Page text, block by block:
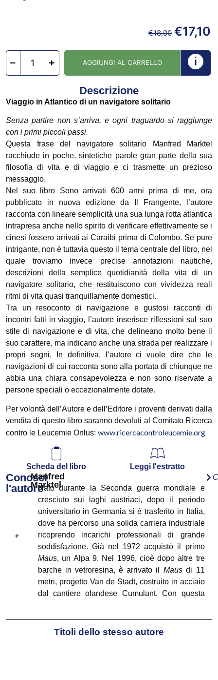
€18,00 €17,10
AGGIUNGI AL CARRELLO
Descrizione
Viaggio in Atlantico di un navigatore solitario
Senza partire non s’arriva, e ogni traguardo si raggiunge
con i primi piccoli passi.
Questa frase del navigatore solitario Manfred Marktel
racchiude in poche, sintetiche parole gran parte della sua
filosofia di vita e di viaggio e ci trasmette un prezioso
messaggio.
Nel suo libro Sono arrivati 600 anni prima di me, ora
pubblicato in nuova edizione da Il Frangente, l’autore
racconta con lineare semplicità una sua lunga rotta atlantica
intrapresa anche nello spirito di verificare effettivamente se i
cinesi fossero arrivati ai Caraibi prima di Colombo. Se pure
intrigante, non è tuttavia questo il tema centrale del libro, nel
quale troviamo invece precise annotazioni nautiche,
descrizioni della semplice quotidianità della vita di un
navigatore solitario, che restituiscono con vividezza reali
ritmi di vita quasi tranquillamente domestici.
Tra un resoconto di navigazione e gustosi racconti di
incontri fatti in viaggio, l’autore inserisce riflessioni sul suo
stile di navigazione e di vita, che delineano molto bene il
suo carattere, ma indicano anche una strada per realizzare i
propri sogni. In definitiva, l’autore ci vuole dire che le
navigazioni di cui racconta sono alla portata di chiunque ne
abbia una chiara consapevolezza e non sono riservate a
persone speciali o eccezionalmente dotate.
Per volontà dell’Autore e dell’Editore i proventi derivati dalla
vendita di questo libro saranno devoluti al Comitato Ricerca
contro le Leucemie Onlus: www.ricercacontroleucemie.org
Scheda del libro Leggi l'estratto
Conosci
l'autore
Manfred
Marktel
Nato durante la Seconda guerra mondiale e
cresciuto sui laghi austriaci, dopo il periodo
universitario in Germania si è trasferito in Italia,
dove ha percorso una solida carriera industriale
ricoprendo incarichi professionali di grande
soddisfazione. Già nel 1972 acquistò il primo
Maus, un Alpa 9. Nel 1996, cioè dopo altre tre
barche in vetroresina, è arrivato il Mausdi 11
metri, progetto Van de Stadt, costruito in acciaio
dal cantiere olandese Cumulant. Con questa
tredici volte l’Atlantico, cinque volte l’equatore e
Titoli dello stesso autore